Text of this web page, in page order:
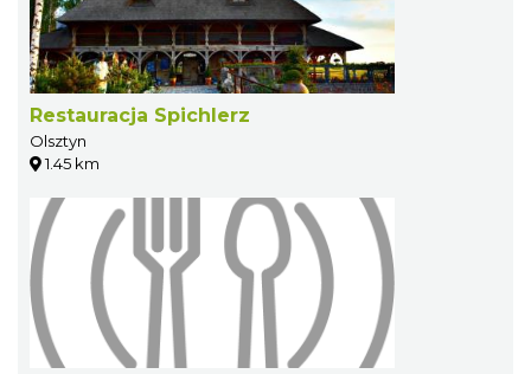
Restauracja Spichlerz
Olsztyn
1.45 km